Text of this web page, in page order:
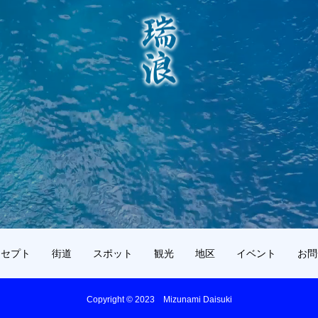
プト 街道 スポット 観光 地区 イベント お
Copyright © 2023 Mizunami Daisuki